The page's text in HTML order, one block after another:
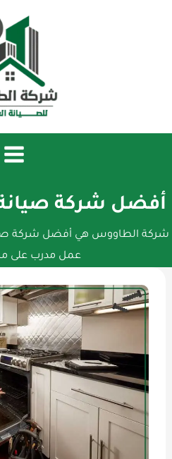
أفضل شركة صيانة
شركة الطاووس هي أفضل شركة
عمل مدرب على